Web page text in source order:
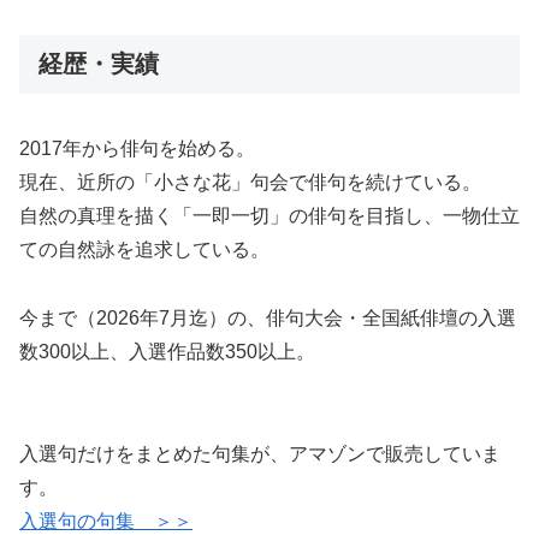
経歴・実績
2017年から俳句を始める。
現在、近所の「小さな花」句会で俳句を続けている。
自然の真理を描く「一即一切」の俳句を目指し、一物仕立
ての自然詠を追求している。
今まで（2026年7月迄）の、俳句大会・全国紙俳壇の入選
数300以上、入選作品数350以上。
入選句だけをまとめた句集が、アマゾンで販売していま
す。
入選句の句集 ＞＞